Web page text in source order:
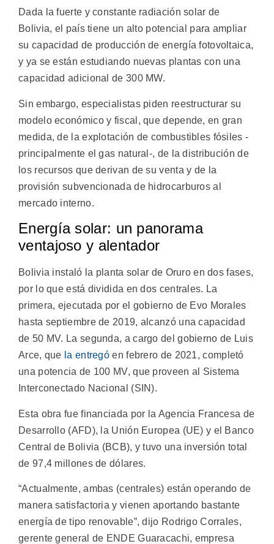
Dada la fuerte y constante radiación solar de
Bolivia, el país tiene un alto potencial para ampliar
su capacidad de producción de energía fotovoltaica,
y ya se están estudiando nuevas plantas con una
capacidad adicional de 300 MW.
Sin embargo, especialistas piden reestructurar su
modelo económico y fiscal, que depende, en gran
medida, de la explotación de combustibles fósiles -
principalmente el gas natural-, de la distribución de
los recursos que derivan de su venta y de la
provisión subvencionada de hidrocarburos al
mercado interno.
Energía solar: un panorama
ventajoso y alentador
Bolivia instaló la planta solar de Oruro en dos fases,
por lo que está dividida en dos centrales. La
primera, ejecutada por el gobierno de Evo Morales
hasta septiembre de 2019, alcanzó una capacidad
de 50 MV. La segunda, a cargo del gobierno de Luis
Arce, que la entregó en febrero de 2021, completó
una potencia de 100 MV, que proveen al Sistema
Interconectado Nacional (SIN).
Esta obra fue financiada por la Agencia Francesa de
Desarrollo (AFD), la Unión Europea (UE) y el Banco
Central de Bolivia (BCB), y tuvo una inversión total
de 97,4 millones de dólares.
“Actualmente, ambas (centrales) están operando de
manera satisfactoria y vienen aportando bastante
energía de tipo renovable”, dijo Rodrigo Corrales,
gerente general de ENDE Guaracachi, empresa